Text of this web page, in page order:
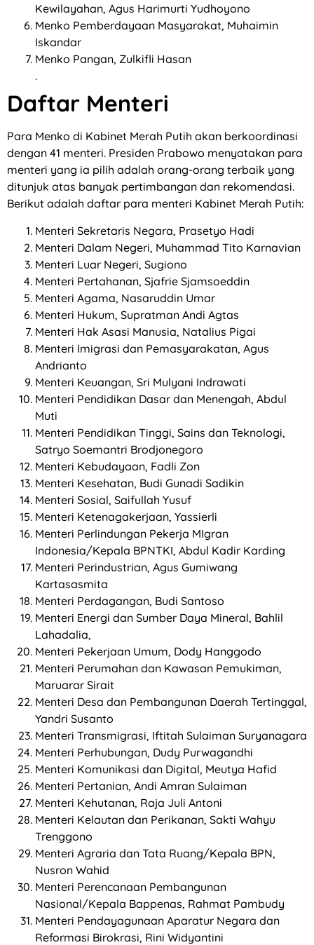
Kewilayahan, Agus Harimurti Yudhoyono
Menko Pemberdayaan Masyarakat, Muhaimin
Iskandar
Menko Pangan, Zulkifli Hasan
.
Daftar Menteri
Para Menko di Kabinet Merah Putih akan berkoordinasi
dengan 41 menteri. Presiden Prabowo menyatakan para
menteri yang ia pilih adalah orang-orang terbaik yang
ditunjuk atas banyak pertimbangan dan rekomendasi.
Berikut adalah daftar para menteri Kabinet Merah Putih:
Menteri Sekretaris Negara, Prasetyo Hadi
Menteri Dalam Negeri, Muhammad Tito Karnavian
Menteri Luar Negeri, Sugiono
Menteri Pertahanan, Sjafrie Sjamsoeddin
Menteri Agama, Nasaruddin Umar
Menteri Hukum, Supratman Andi Agtas
Menteri Hak Asasi Manusia, Natalius Pigai
Menteri Imigrasi dan Pemasyarakatan, Agus
Andrianto
Menteri Keuangan, Sri Mulyani Indrawati
Menteri Pendidikan Dasar dan Menengah, Abdul
Muti
Menteri Pendidikan Tinggi, Sains dan Teknologi,
Satryo Soemantri Brodjonegoro
Menteri Kebudayaan, Fadli Zon
Menteri Kesehatan, Budi Gunadi Sadikin
Menteri Sosial, Saifullah Yusuf
Menteri Ketenagakerjaan, Yassierli
Menteri Perlindungan Pekerja MIgran
Indonesia/Kepala BPNTKI, Abdul Kadir Karding
Menteri Perindustrian, Agus Gumiwang
Kartasasmita
Menteri Perdagangan, Budi Santoso
Menteri Energi dan Sumber Daya Mineral, Bahlil
Lahadalia,
Menteri Pekerjaan Umum, Dody Hanggodo
Menteri Perumahan dan Kawasan Pemukiman,
Maruarar Sirait
Menteri Desa dan Pembangunan Daerah Tertinggal,
Yandri Susanto
Menteri Transmigrasi, Iftitah Sulaiman Suryanagara
Menteri Perhubungan, Dudy Purwagandhi
Menteri Komunikasi dan Digital, Meutya Hafid
Menteri Pertanian, Andi Amran Sulaiman
Menteri Kehutanan, Raja Juli Antoni
Menteri Kelautan dan Perikanan, Sakti Wahyu
Trenggono
Menteri Agraria dan Tata Ruang/Kepala BPN,
Nusron Wahid
Menteri Perencanaan Pembangunan
Nasional/Kepala Bappenas, Rahmat Pambudy
Menteri Pendayagunaan Aparatur Negara dan
Reformasi Birokrasi, Rini Widyantini